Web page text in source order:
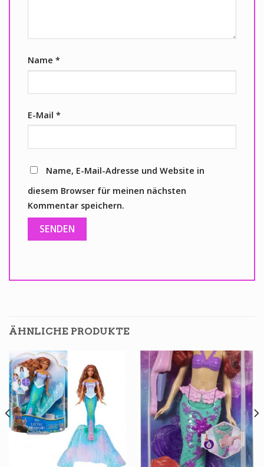
Name *
E-Mail *
Name, E-Mail-Adresse und Website in
diesem Browser für meinen nächsten
Kommentar speichern.
ÄHNLICHE PRODUKTE